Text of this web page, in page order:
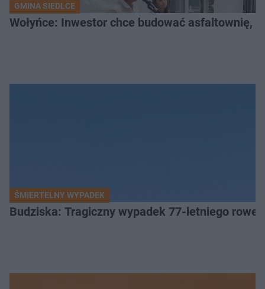
GMINA SIEDLCE
Wołyńce: Inwestor chce budować asfaltownię,
ŚMIERTELNY WYPADEK
Budziska: Tragiczny wypadek 77-letniego